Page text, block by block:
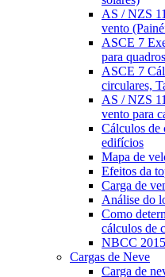
AS / NZS
vento
ASCE 7
para
ASCE 7
circulares,
AS / NZS
vento para
Cálculos de
edifícios
Mapa de
Efeitos da
Carga de
Análise do
Como
cálculos de
NBCC
Cargas de Neve
Carga de